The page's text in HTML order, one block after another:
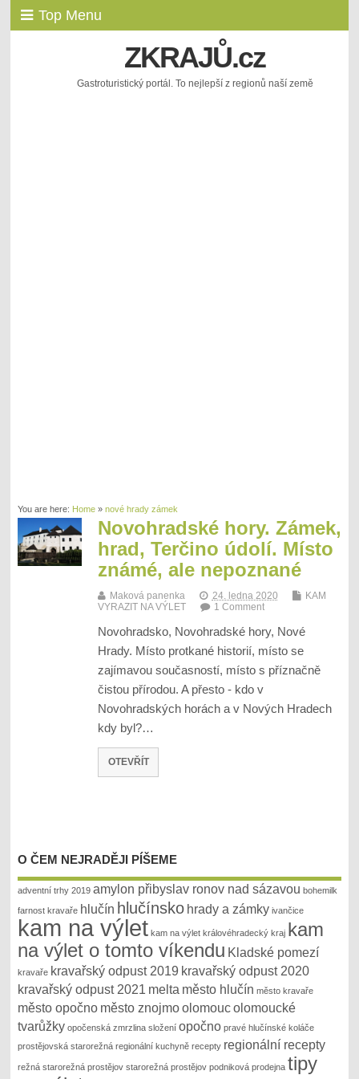
Top Menu
ZKRAJŮ.cz
Gastroturistický portál. To nejlepší z regionů naší země
You are here: Home» nové hrady zámek
Novohradské hory. Zámek,
hrad, Terčino údolí. Místo
známé, ale nepoznané
Maková panenka 24. ledna 2020
KAM
VYRAZIT NA VÝLET
1 Comment
Novohradsko, Novohradské hory, Nové
Hrady. Místo protkané historií, místo se
zajímavou současností, místo s příznačně
čistou přírodou. A přesto - kdo v
Novohradských horách a v Nových Hradech
kdy byl?…
OTEVŘÍT
O ČEM NEJRADĚJI PÍŠEME
adventní trhy 2019 amylon přibyslav ronov nad sázavou bohemilk
farnost kravaře hlučín hlučínsko hrady a zámky ivančice
kam na výlet kam na výlet královéhradecký kraj kam
na výlet o tomto víkendu Kladské pomezí
kravaře kravařský odpust 2019 kravařský odpust 2020
kravařský odpust 2021 melta město hlučín město kravaře
město opočno město znojmoolomoucolomoucké
tvarůžky opočenská zmrzlina složení opočno pravé hlučínské koláče
prostějovská starorežná regionální kuchyně recepty regionální recepty
režná starorežná prostějov starorežná prostějov podniková prodejna tipy